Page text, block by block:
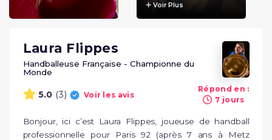
Voir Plus
Laura Flippes
Handballeuse Française - Championne du
Monde
5.0 (3) Voir les avis
Répond en :
7 jours
Bonjour, ici c’est Laura Flippes, joueuse de handball
professionnelle pour Paris 92 (après 7 ans à Metz